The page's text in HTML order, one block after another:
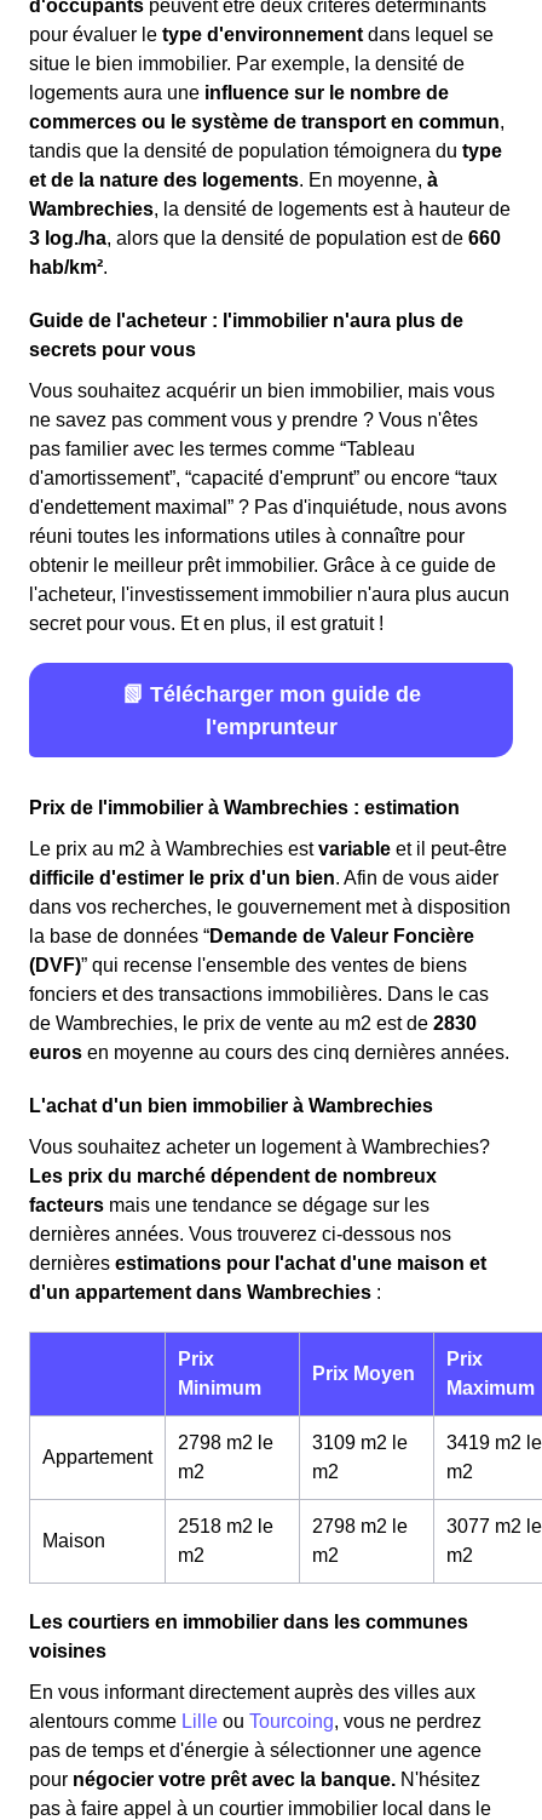
d'occupants peuvent être deux critères déterminants
pour évaluer le type d'environnement dans lequel se
situe le bien immobilier. Par exemple, la densité de
logements aura une influence sur le nombre de
commerces ou le système de transport en commun,
tandis que la densité de population témoignera du type
et de la nature des logements. En moyenne, à
Wambrechies, la densité de logements est à hauteur de
3 log./ha, alors que la densité de population est de 660
hab/km².
Guide de l'acheteur : l'immobilier n'aura plus de
secrets pour vous
Vous souhaitez acquérir un bien immobilier, mais vous
ne savez pas comment vous y prendre ? Vous n'êtes
pas familier avec les termes comme “Tableau
d'amortissement”, “capacité d'emprunt” ou encore “taux
d'endettement maximal” ? Pas d'inquiétude, nous avons
réuni toutes les informations utiles à connaître pour
obtenir le meilleur prêt immobilier. Grâce à ce guide de
l'acheteur, l'investissement immobilier n'aura plus aucun
secret pour vous. Et en plus, il est gratuit !
📗 Télécharger mon guide de
l'emprunteur
Prix de l'immobilier à Wambrechies : estimation
Le prix au m2 à Wambrechies estvariable et il peut-être
difficile d'estimer le prix d'un bien. Afin de vous aider
dans vos recherches, le gouvernement met à disposition
la base de données “Demande de Valeur Foncière
(DVF)” qui recense l'ensemble des ventes de biens
fonciers et des transactions immobilières. Dans le cas
de Wambrechies, le prix de vente au m2 est de 2830
euros en moyenne au cours des cinq dernières années.
L'achat d'un bien immobilier à Wambrechies
Vous souhaitez acheter un logement à Wambrechies?
Les prix du marché dépendent de nombreux
facteurs mais une tendance se dégage sur les
dernières années. Vous trouverez ci-dessous nos
dernières estimations pour l'achat d'une maison et
d'un appartement dans Wambrechies :
Prix
Minimum
Prix Moyen
Prix
Maximum
Appartement
2798 m2 le
m2
3109 m2 le
m2
3419 m2 le
m2
Maison
2518 m2 le
m2
2798 m2 le
m2
3077 m2 le
m2
Les courtiers en immobilier dans les communes
voisines
En vous informant directement auprès des villes aux
alentours comme Lille ou Tourcoing, vous ne perdrez
pas de temps et d'énergie à sélectionner une agence
pour négocier votre prêt avec la banque. N'hésitez
pas à faire appel à un courtier immobilier local dans le